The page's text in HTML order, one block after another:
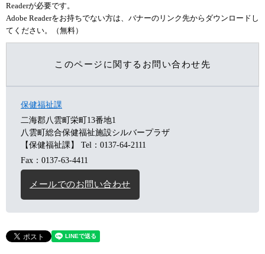
Readerが必要です。
Adobe Readerをお持ちでない方は、バナーのリンク先からダウンロードし
てください。（無料）
このページに関するお問い合わせ先
保健福祉課
二海郡八雲町栄町13番地1
八雲町総合保健福祉施設シルバープラザ
【保健福祉課】
Tel：0137-64-2111
Fax：0137-63-4411
メールでのお問い合わせ